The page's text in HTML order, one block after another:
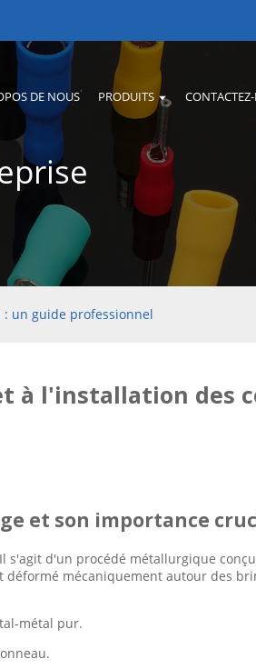
DE NOUS PRODUITS
: un guide professionnel
à l'installation des
et son importance
s'agit d'un procédé métallurgique
déformé mécaniquement autour des
métal pur.